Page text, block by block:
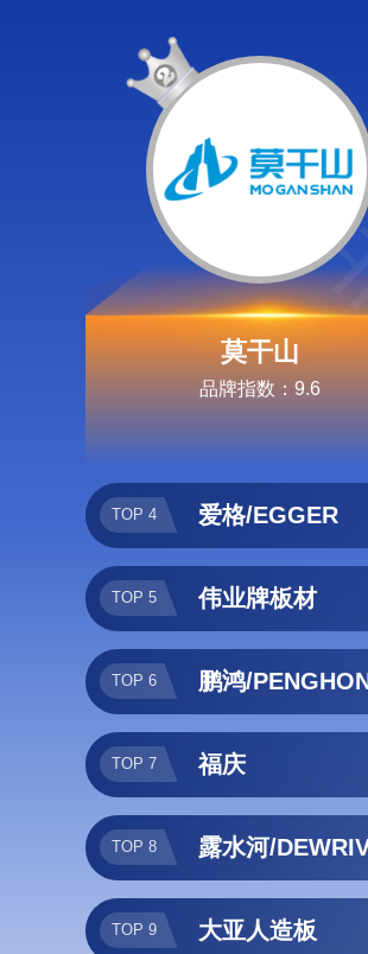
莫干山
品牌指数：9.6
TOP 4 爱格/EGGER
TOP 5 伟业牌板材
TOP 6 鹏鸿/
TOP 7 福庆
TOP 8 露水河/
TOP 9 大亚人造板